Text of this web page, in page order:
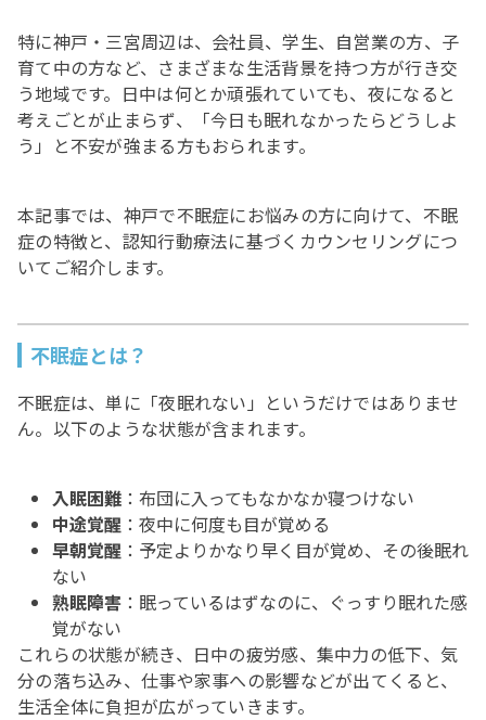
特に神戸・三宮周辺は、会社員、学生、自営業の方、子
育て中の方など、さまざまな生活背景を持つ方が行き交
う地域です。日中は何とか頑張れていても、夜になると
考えごとが止まらず、「今日も眠れなかったらどうしよ
う」と不安が強まる方もおられます。
本記事では、神戸で不眠症にお悩みの方に向けて、不眠
症の特徴と、認知行動療法に基づくカウンセリングにつ
いてご紹介します。
不眠症とは？
不眠症は、単に「夜眠れない」というだけではありませ
ん。以下のような状態が含まれます。
入眠困難 ：布団に入ってもなかなか寝つけない
中途覚醒 ：夜中に何度も目が覚める
早朝覚醒 ：予定よりかなり早く目が覚め、その後眠れ
ない
熟眠障害 ：眠っているはずなのに、ぐっすり眠れた感
覚がない
これらの状態が続き、日中の疲労感、集中力の低下、気
分の落ち込み、仕事や家事への影響などが出てくると、
生活全体に負担が広がっていきます。